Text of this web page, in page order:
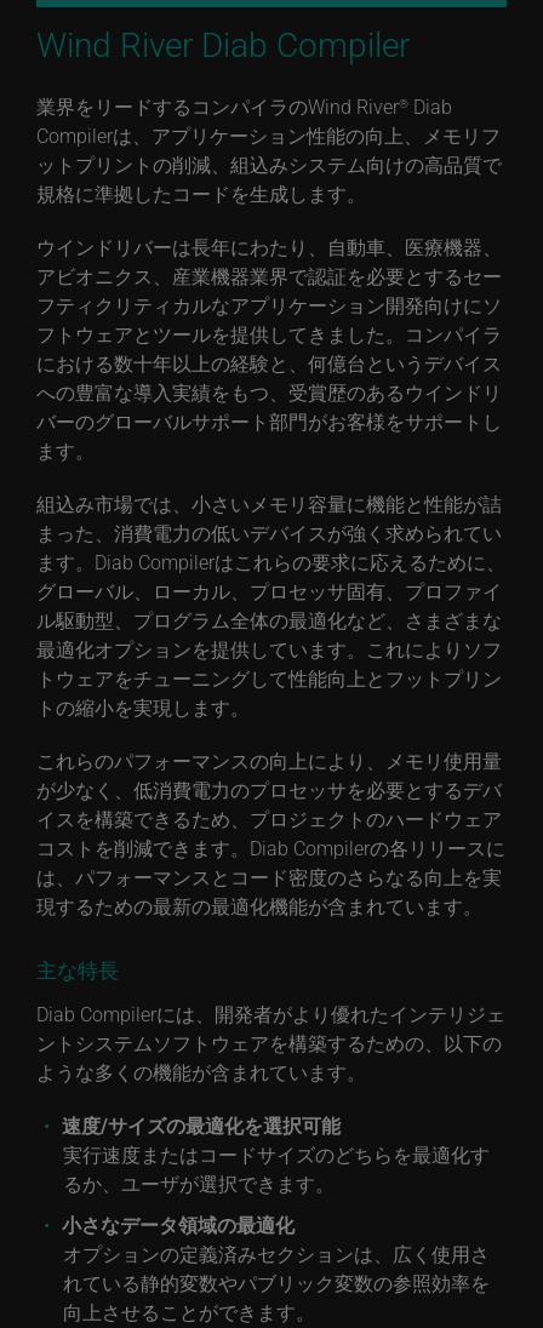
Wind River Diab Compiler
業界をリードするコンパイラのWind River® Diab
Compilerは、アプリケーション性能の向上、メモリフ
ットプリントの削減、組込みシステム向けの高品質で
規格に準拠したコードを生成します。
ウインドリバーは長年にわたり、自動車、医療機器、
アビオニクス、産業機器業界で認証を必要とするセー
フティクリティカルなアプリケーション開発向けにソ
フトウェアとツールを提供してきました。コンパイラ
における数十年以上の経験と、何億台というデバイス
への豊富な導入実績をもつ、受賞歴のあるウインドリ
バーのグローバルサポート部門がお客様をサポートし
ます。
組込み市場では、小さいメモリ容量に機能と性能が詰
まった、消費電力の低いデバイスが強く求められてい
ます。Diab Compilerはこれらの要求に応えるために、
グローバル、ローカル、プロセッサ固有、プロファイ
ル駆動型、プログラム全体の最適化など、さまざまな
最適化オプションを提供しています。これによりソフ
トウェアをチューニングして性能向上とフットプリン
トの縮小を実現します。
これらのパフォーマンスの向上により、メモリ使用量
が少なく、低消費電力のプロセッサを必要とするデバ
イスを構築できるため、プロジェクトのハードウェア
コストを削減できます。Diab Compilerの各リリースに
は、パフォーマンスとコード密度のさらなる向上を実
現するための最新の最適化機能が含まれています。
主な特長
Diab Compilerには、開発者がより優れたインテリジェ
ントシステムソフトウェアを構築するための、以下の
ような多くの機能が含まれています。
速度/サイズの最適化を選択可能
実行速度またはコードサイズのどちらを最適化す
るか、ユーザが選択できます。
小さなデータ領域の最適化
オプションの定義済みセクションは、広く使用さ
れている静的変数やパブリック変数の参照効率を
向上させることができます。